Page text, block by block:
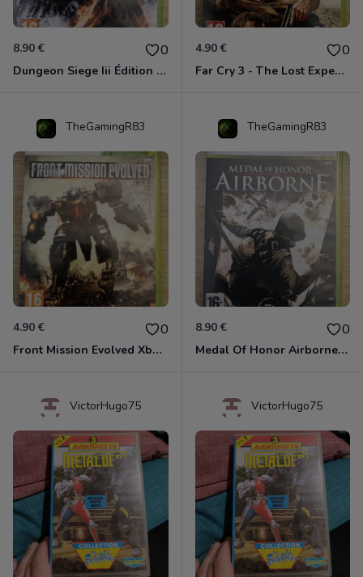
8.90 € 0
Dungeon Siege Iii Édition Limitée - Vf Intégrale Xbox 360
4.90 € 0
Far Cry 3 - The Lost Expeditions - Edition Spéciale Xbox 360
TheGamingR83
4.90 € 0
Front Mission Evolved Xbox 360
TheGamingR83
8.90 € 0
Medal Of Honor Airborne Xbox 360
VictorHugo75 VictorHugo75